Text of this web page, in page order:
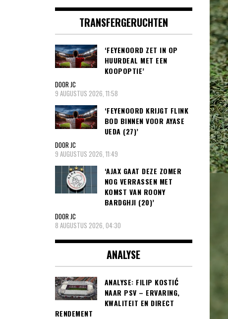
TRANSFERGERUCHTEN
‘FEYENOORD ZET IN OP
HUURDEAL MET EEN
KOOPOPTIE’
DOOR JC
9 AUGUSTUS 2026, 11:58
‘FEYENOORD KRIJGT FLINK
BOD BINNEN VOOR AYASE
UEDA (27)’
DOOR JC
9 AUGUSTUS 2026, 11:49
‘AJAX GAAT DEZE ZOMER
NOG VERRASSEN MET
KOMST VAN ROONY
BARDGHJI (20)’
DOOR JC
8 AUGUSTUS 2026, 04:30
ANALYSE
ANALYSE: FILIP KOSTIĆ
NAAR PSV – ERVARING,
KWALITEIT EN DIRECT
RENDEMENT